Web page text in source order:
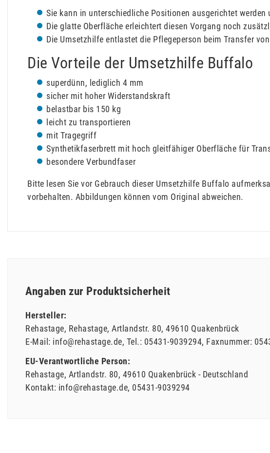
Sie kann in unterschiedliche Positionen ausgerichtet
Die glatte Oberfläche erleichtert diesen Vorgang noch
Die Umsetzhilfe entlastet die Pflegeperson beim Transfer
Die Vorteile der Umsetzhilfe Buffalo
superdünn, lediglich 4 mm
sicher mit hoher Widerstandskraft
belastbar bis 150 kg
leicht zu transportieren
mit Tragegriff
Synthetikfaserbrett mit hoch gleitfähiger Oberfläche für
besondere Verbundfaser
Bitte lesen Sie vor Gebrauch dieser Umsetzhilfe Buffalo
vorbehalten. Abbildungen können vom Original abweichen.
Angaben zur Produktsicherheit
Hersteller:
Rehastage Rehastage Artlandstr. 80 49610 Quakenbrück
E-Mail: info@rehastage.de Tel.: 05431-9039294 Faxnummer:
EU-Verantwortliche Person:
Rehastage Artlandstr. 80 49610 Quakenbrück
Deutschland
Kontakt: info@rehastage.de 05431-9039294